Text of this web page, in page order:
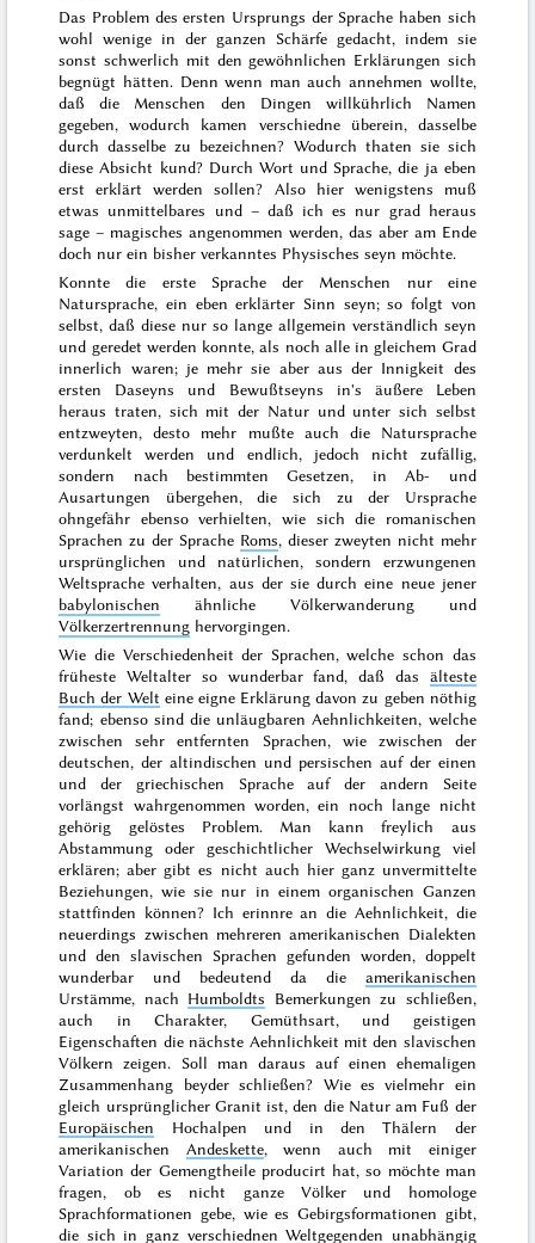
Das Problem des ersten Ursprungs der Sprache haben sich
wohl wenige in der ganzen Schärfe gedacht, indem sie
sonst schwerlich mit den gewöhnlichen Erklärungen sich
begnügt hätten. Denn wenn man auch annehmen wollte,
daß die Menschen den Dingen willkührlich Namen
gegeben, wodurch kamen verschiedne überein, dasselbe
durch dasselbe zu bezeichnen? Wodurch thaten sie sich
diese Absicht kund? Durch Wort und Sprache, die ja eben
erst erklärt werden sollen? Also hier wenigstens muß
etwas unmittelbares und – daß ich es nur grad heraus
sage – magisches angenommen werden, das aber am Ende
doch nur ein bisher verkanntes Physisches seyn möchte.
Konnte die erste Sprache der Menschen nur eine
Natursprache, ein eben erklärter Sinn seyn; so folgt von
selbst, daß diese nur so lange allgemein verständlich seyn
und geredet werden konnte, als noch alle in gleichem Grad
innerlich waren; je mehr sie aber aus der Innigkeit des
ersten Daseyns und Bewußtseyns in's äußere Leben
heraus traten, sich mit der Natur und unter sich selbst
entzweyten, desto mehr mußte auch die Natursprache
verdunkelt werden und endlich, jedoch nicht zufällig,
sondern nach bestimmten Gesetzen, in Ab- und
Ausartungen übergehen, die sich zu der Ursprache
ohngefähr ebenso verhielten, wie sich die romanischen
Sprachen zu der Sprache Roms, dieser zweyten nicht mehr
ursprünglichen und natürlichen, sondern erzwungenen
Weltsprache verhalten, aus der sie durch eine neue jener
babylonischen
ähnliche Völkerwanderung und
Völkerzertrennung hervorgingen.
Wie die Verschiedenheit der Sprachen, welche schon das
früheste Weltalter so wunderbar fand, daß das älteste
Buch der Welt eine eigne Erklärung davon zu geben nöthig
fand; ebenso sind die unläugbaren Aehnlichkeiten, welche
zwischen sehr entfernten Sprachen, wie zwischen der
deutschen, der altindischen und persischen auf der einen
und der griechischen Sprache auf der andern Seite
vorlängst wahrgenommen worden, ein noch lange nicht
gehörig gelöstes Problem. Man kann freylich aus
Abstammung oder geschichtlicher Wechselwirkung viel
erklären; aber gibt es nicht auch hier ganz unvermittelte
Beziehungen, wie sie nur in einem organischen Ganzen
stattfinden können? Ich erinnre an die Aehnlichkeit, die
neuerdings zwischen mehreren amerikanischen Dialekten
und den slavischen Sprachen gefunden worden, doppelt
wunderbar und bedeutend da die amerikanischen
Urstämme, nach Humboldts Bemerkungen zu schließen,
auch in Charakter, Gemüthsart, und geistigen
Eigenschaften die nächste Aehnlichkeit mit den slavischen
Völkern zeigen. Soll man daraus auf einen ehemaligen
Zusammenhang beyder schließen? Wie es vielmehr ein
gleich ursprünglicher Granit ist, den die Natur am Fuß der
Europäischen Hochalpen und in den Thälern der
amerikanischen Andeskette, wenn auch mit einiger
Variation der Gemengtheile producirt hat, so möchte man
fragen, ob es nicht ganze Völker und homologe
Sprachformationen gebe, wie es Gebirgsformationen gibt,
die sich in ganz verschiednen Weltgegenden unabhängig